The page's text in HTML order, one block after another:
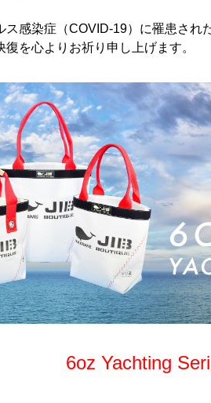
ス感染症（COVID-19）に罹患され
を心よりお祈り申し上げます。
6oz Yachting